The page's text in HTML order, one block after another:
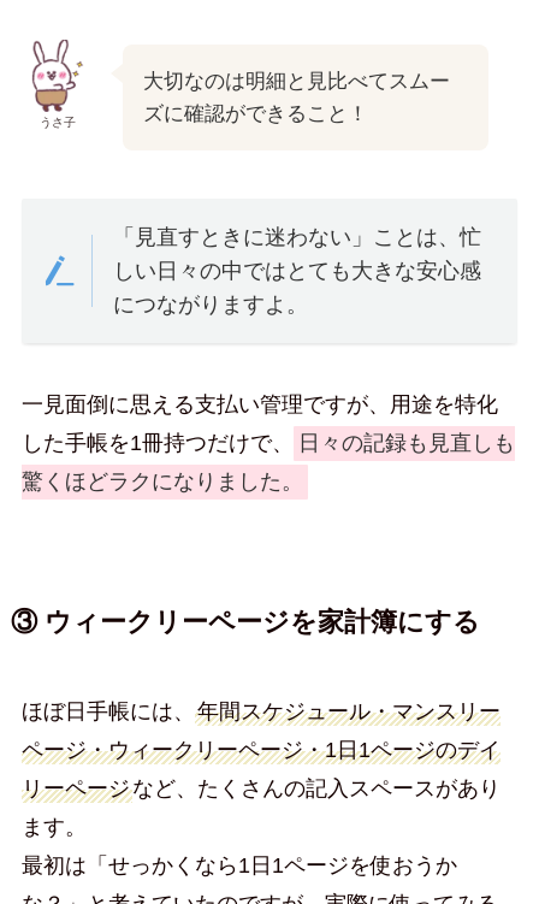
うさ子
大切なのは明細と見比べてスムー
ズに確認ができること！
「見直すときに迷わない」ことは、忙
しい日々の中ではとても大きな安心感
につながりますよ。
一見面倒に思える支払い管理ですが、用途を特化
した手帳を1冊持つだけで、
日々の記録も見直しも
驚くほどラクになりました。
③ ウィークリーページを家計簿にする
ほぼ日手帳には、 年間スケジュール・マンスリー
ページ・ウィークリーページ・1日1ページのデイ
リーページなど、たくさんの記入スペースがあり
ます。
最初は「せっかくなら1日1ページを使おうか